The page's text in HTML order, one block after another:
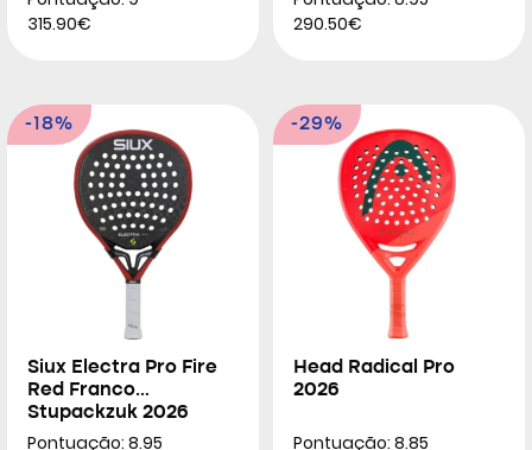
315.90€
290.50€
-18%
Siux Electra Pro Fire
Red Franco
Stupackzuk 2026
Pontuação: 8.95
-29%
Head Radical Pro
2026
Pontuação: 8.85